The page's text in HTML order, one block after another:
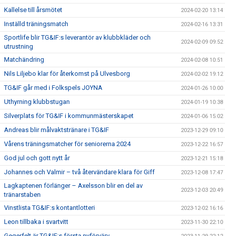
Kallelse till årsmötet 2024-02-20 13:14
Inställd träningsmatch 2024-02-16 13:31
Sportlife blir TG&IF:s leverantör av klubbkläder och
utrustning
2024-02-09 09:52
Matchändring 2024-02-08 10:51
Nils Liljebo klar för återkomst på Ulvesborg 2024-02-02 19:12
TG&IF går med i Folkspels JOYNA 2024-01-26 10:00
Uthyrning klubbstugan 2024-01-19 10:38
Silverplats för TG&IF i kommunmästerskapet 2024-01-06 15:02
Andreas blir målvaktstränare i TG&IF 2023-12-29 09:10
Vårens träningsmatcher för seniorerna 2024 2023-12-22 16:57
God jul och gott nytt år 2023-12-21 15:18
Johannes och Valmir – två återvändare klara för Giff 2023-12-08 17:47
Lagkaptenen förlänger – Axelsson blir en del av
tränarstaben
2023-12-03 20:49
Vinstlista TG&IF:s kontantlotteri 2023-12-02 16:16
Leon tillbaka i svartvitt 2023-11-30 22:10